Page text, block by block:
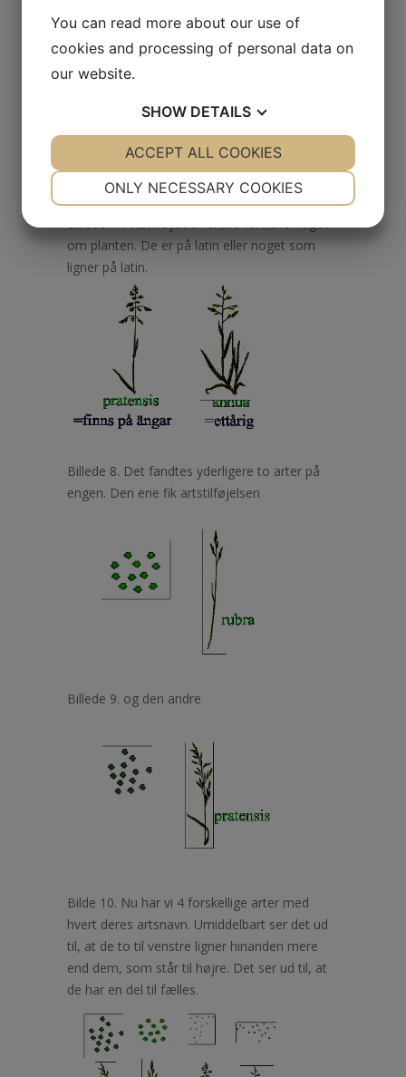
en arttilføjelse.
Billede 7. Artstilføjelsen skulle fortælle noget
om planten. De er på latin eller noget som
ligner på latin.
Billede 8. Det fandtes yderligere to arter på
engen. Den ene fik artstilføjelsen
Billede 9. og den andre
Bilde 10. Nu har vi 4 forskellige arter med
hvert deres artsnavn. Umiddelbart ser det ud
til, at de to til venstre ligner hinanden mere
end dem, som står til højre. Det ser ud til, at
de har en del til fælles.
You can read more about our use of
cookies and processing of personal data on
our website.
SHOW DETAILS
YES NO YES NO
MARKETING STATISTICS
ONLY NECESSARY COOKIES
ACCEPT ALL COOKIES